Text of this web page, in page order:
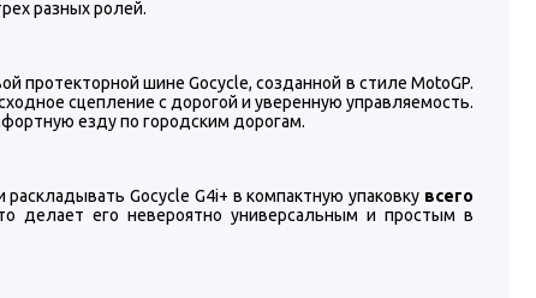
разных ролей.
протекторной шине Gocycle, созданной в стиле MotoGP.
сцепление с дорогой и уверенную управляемость.
езду по городским дорогам.
Gocycle G4i+ в компактную упаковку всего
делает его невероятно универсальным и простым в